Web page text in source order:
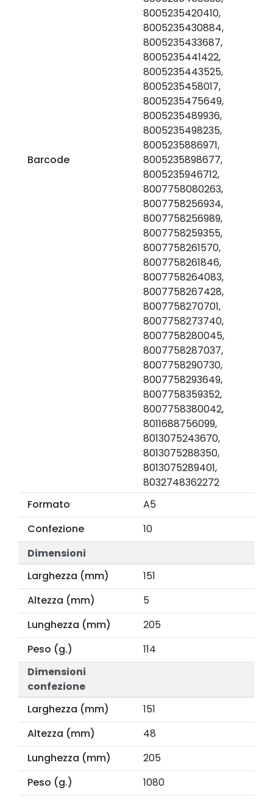
Barcode
8005235420410,
8005235430884,
8005235433687,
8005235441422,
8005235443525,
8005235458017,
8005235475649,
8005235489936,
8005235498235,
8005235886971,
8005235898677,
8005235946712,
8007758080263,
8007758256934,
8007758256989,
8007758259355,
8007758261570,
8007758261846,
8007758264083,
8007758267428,
8007758270701,
8007758273740,
8007758280045,
8007758287037,
8007758290730,
8007758293649,
8007758359352,
8007758380042,
8011688756099,
8013075243670,
8013075288350,
8013075289401,
8032748362272
Formato
A5
Confezione
10
Dimensioni
Larghezza (mm)
151
Altezza (mm)
5
Lunghezza (mm)
205
Peso (g.)
114
Dimensioni
confezione
Larghezza (mm)
151
Altezza (mm)
48
Lunghezza (mm)
205
Peso (g.)
1080